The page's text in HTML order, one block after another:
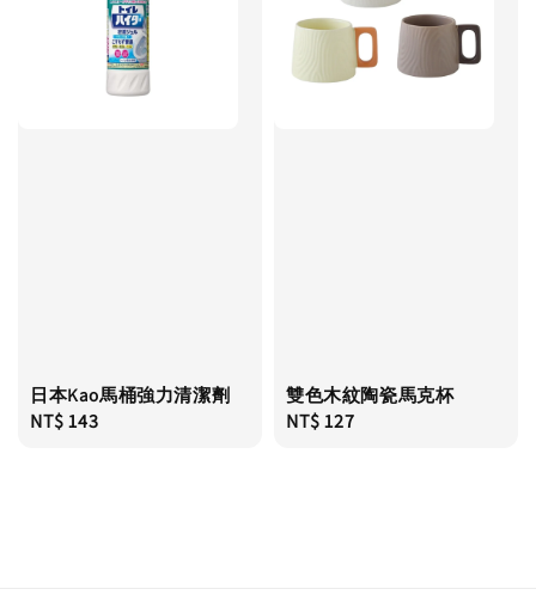
日本Kao馬桶強力清潔劑
Regular
NT$ 143
雙色木紋陶瓷馬克杯
Regular
NT$ 127